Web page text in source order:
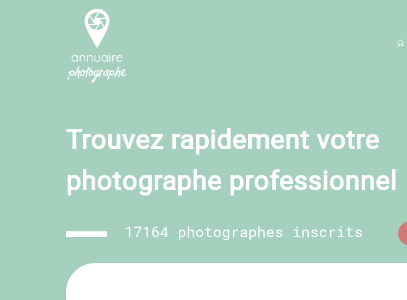
Trouvez rapidement votre
photographe professionnel
17164 photographes inscrits